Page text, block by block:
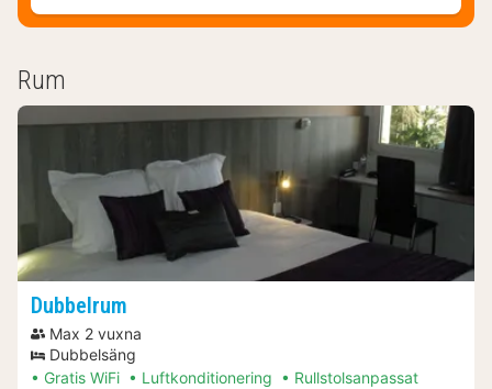
Rum
Dubbelrum
Max 2 vuxna
Dubbelsäng
Gratis WiFi
Luftkonditionering Rullstolsanpassat